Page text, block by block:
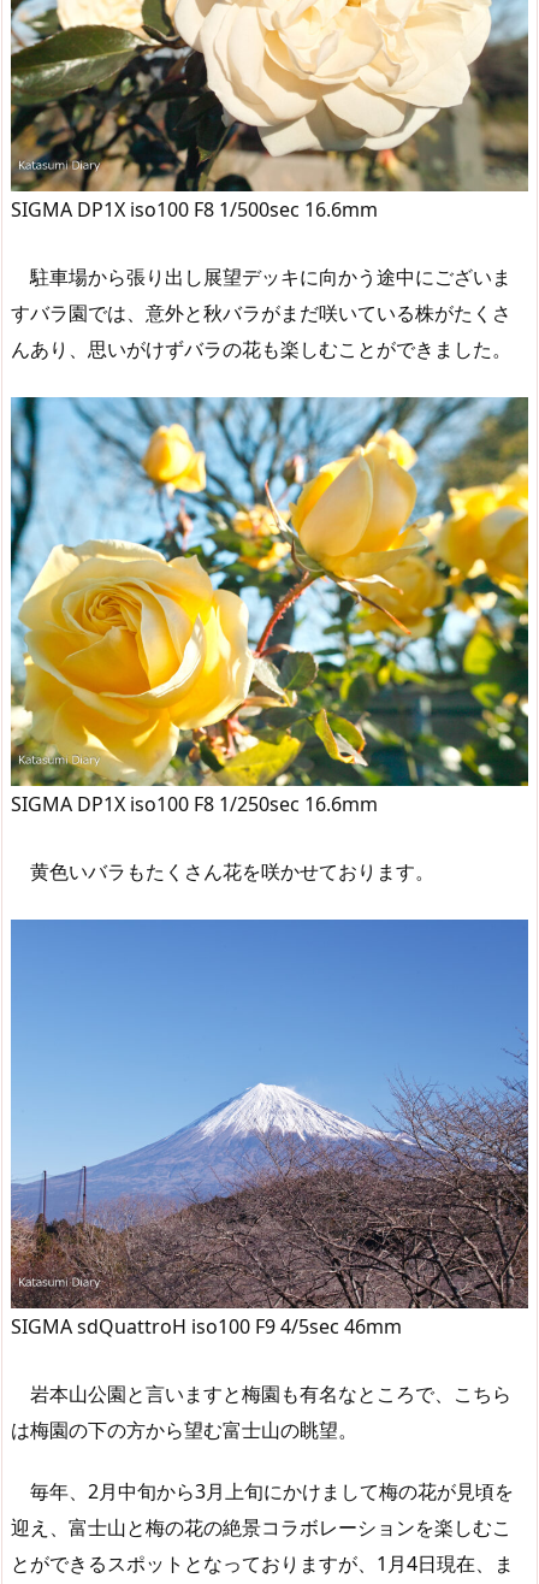
SIGMA DP1X iso100 F8 1/500sec 16.6mm
駐車場から張り出し展望デッキに向かう途中にございま
すバラ園では、意外と秋バラがまだ咲いている株がたくさ
んあり、思いがけずバラの花も楽しむことができました。
SIGMA DP1X iso100 F8 1/250sec 16.6mm
黄色いバラもたくさん花を咲かせております。
SIGMA sdQuattroH iso100 F9 4/5sec 46mm
岩本山公園と言いますと梅園も有名なところで、こちら
は梅園の下の方から望む富士山の眺望。
毎年、2月中旬から3月上旬にかけまして梅の花が見頃を
迎え、富士山と梅の花の絶景コラボレーションを楽しむこ
とができるスポットとなっておりますが、1月4日現在、ま